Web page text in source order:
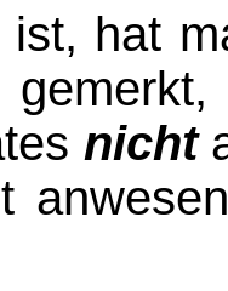
ist, hat
nicht